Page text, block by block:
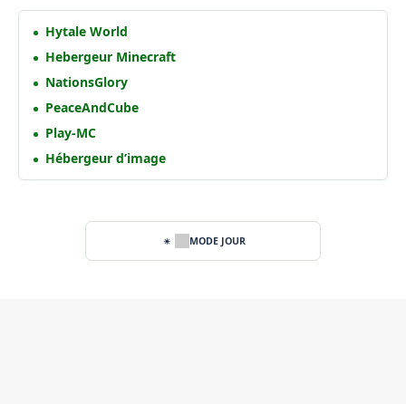
Hytale World
Hebergeur Minecraft
NationsGlory
PeaceAndCube
Play-MC
Hébergeur d’image
MODE JOUR